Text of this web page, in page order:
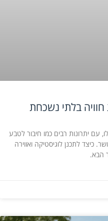
חוויה בלתי נשכחת
יתרונות רבים כמו חיבור לטבע
כיצד לתכנן לוגיסטיקה ואווירה
הבא.